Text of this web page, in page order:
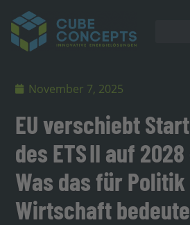
November 7, 2025
EU verschiebt Start
des ETS II auf 2028
Was das für
Wirtschaft